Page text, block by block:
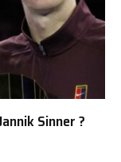
Sinner ?